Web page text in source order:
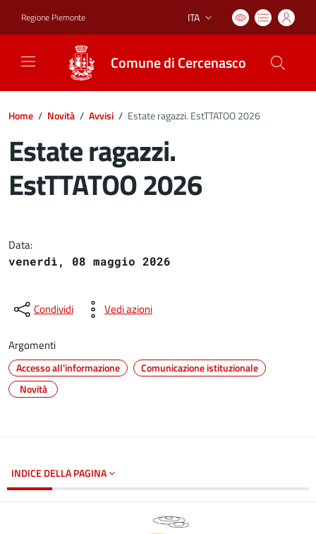
Regione Piemonte Lingua attiva:
ITA
Comune di Cercenasco
Home / Novità / Avvisi / Estate ragazzi. EstTTATOO 2026
Estate ragazzi.
EstTTATOO 2026
Data:
venerdì, 08 maggio 2026
Condividi Vedi azioni
Argomenti
Accesso all'informazione
Comunicazione istituzionale
Novità
INDICE DELLA PAGINA